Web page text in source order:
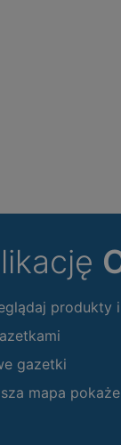
produkty
gazetki
mapa